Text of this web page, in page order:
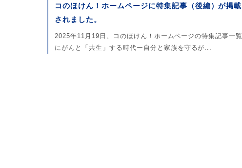
コのほけん！ホームページに特集記事（後編）が掲載
されました。
2025年11月19日、コのほけん！ホームページの特集記事一覧
にがんと「共生」する時代ー自分と家族を守るが...